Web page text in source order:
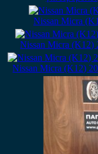
Nissan Micra
Nissan Micra (K12)
Nissan Micra (K12)